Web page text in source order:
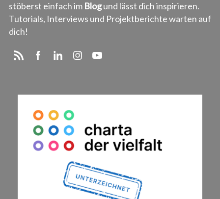
stöberst einfach im Blogund lässt dich inspirieren.
Tutorials, Interviews und Projektberichte warten auf
dich!